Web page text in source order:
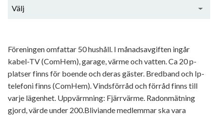
Välj
Föreningen omfattar 50 hushåll. I månadsavgiften ingår
kabel-TV (ComHem), garage, värme och vatten. Ca 20 p-
platser finns för boende och deras gäster. Bredband och Ip-
telefoni finns (ComHem). Vindsförråd och förråd finns till
varje lägenhet. Uppvärmning: Fjärrvärme. Radonmätning
gjord, värde under 200.Bliviande medlemmar ska vara